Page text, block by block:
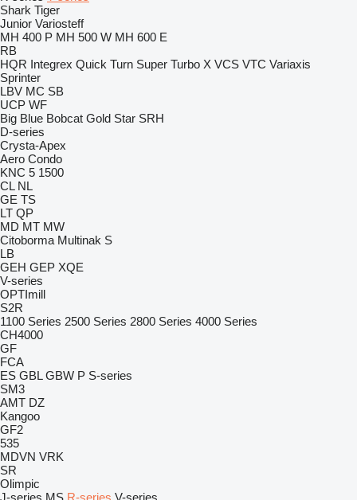
Shark Tiger
Junior Variosteff
MH 400 P MH 500 W MH 600 E
RB
HQR Integrex Quick Turn Super Turbo X VCS VTC Variaxis
Sprinter
LBV MC SB
UCP WF
Big Blue Bobcat Gold Star SRH
D-series
Crysta-Apex
Aero Condo
KNC 5 1500
CL NL
GE TS
LT QP
MD MT MW
Citoborma Multinak S
LB
GEH GEP XQE
V-series
OPTImill
S2R
1100 Series 2500 Series 2800 Series 4000 Series
CH4000
GF
FCA
ES GBL GBW P S-series
SM3
AMT DZ
Kangoo
GF2
535
MDVN VRK
SR
Olimpic
J-series MS R-series V-series